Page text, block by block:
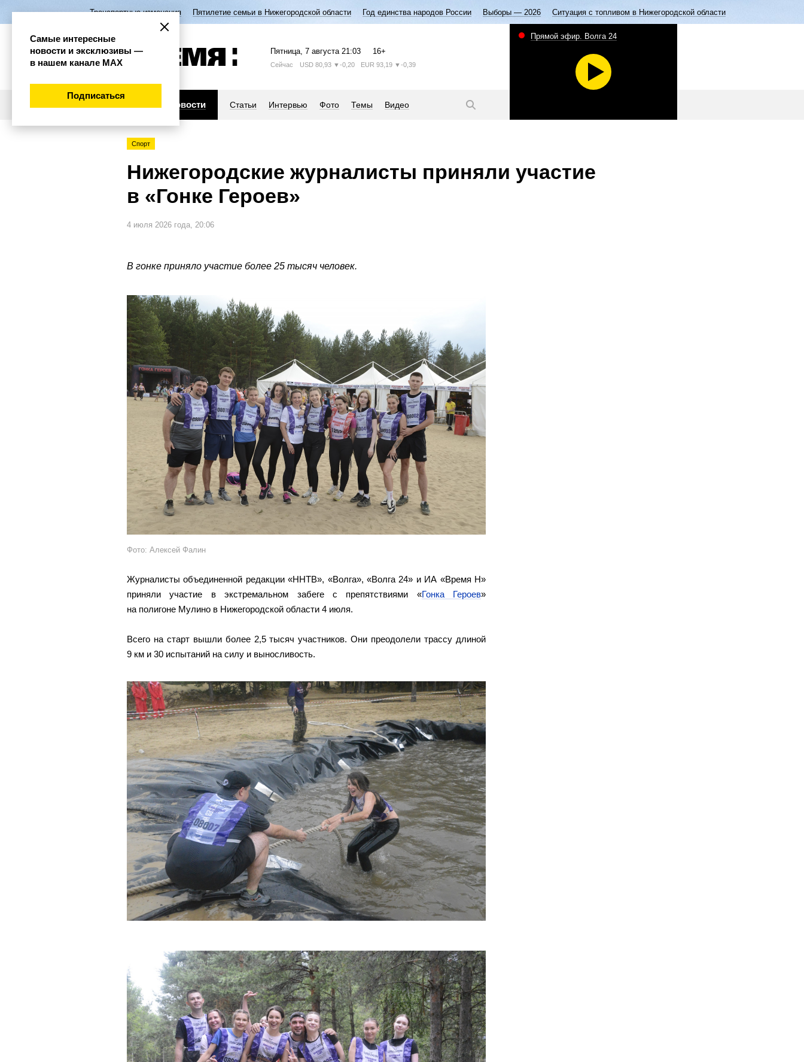
Транспортные изменения Пятилетие семьи в Нижегородской области Год единства народов России Выборы — 2026 Ситуация с топливом в Нижегородской области
Пятница, 7 августа 21:03 16+
Сейчас USD 80,93 ▼-0,20 EUR 93,19 ▼-0,39
Новости Статьи Интервью Фото Темы Видео
Прямой эфир. Волга 24
Спорт
Нижегородские журналисты приняли участие
в «Гонке Героев»
4 июля 2026 года, 20:06
В гонке приняло участие более 25 тысяч человек.
Фото: Алексей Фалин
Журналисты объединенной редакции «ННТВ», «Волга», «Волга 24» и ИА «Время Н»
приняли участие в экстремальном забеге с препятствиями «Гонка Героев»
на полигоне Мулино в Нижегородской области 4 июля.
Всего на старт вышли более 2,5 тысяч участников. Они преодолели трассу длиной
9 км и 30 испытаний на силу и выносливость.
Самые интересные
новости и эксклюзивы —
в нашем канале МАХ
Подписаться